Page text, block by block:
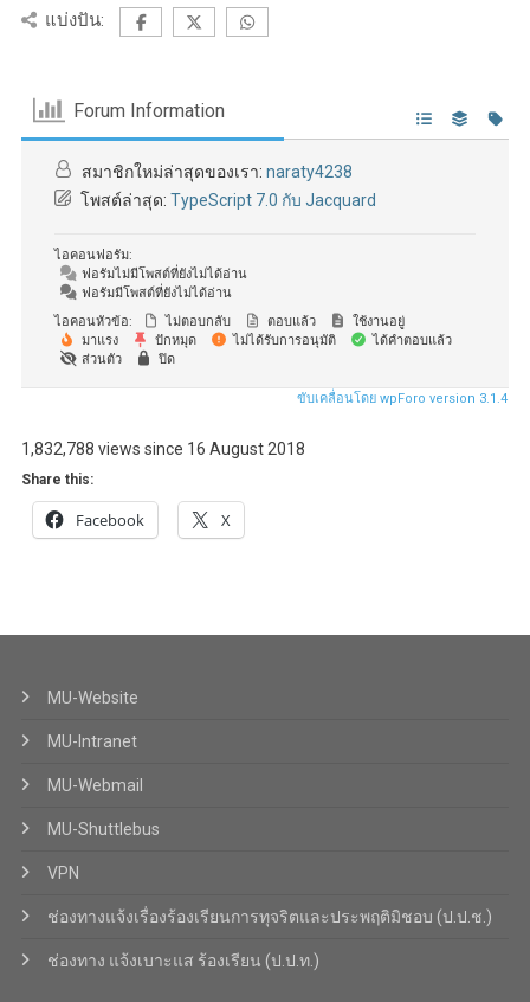
แบ่งปัน:
Forum Information
สมาชิกใหม่ล่าสุดของเรา: naraty4238
โพสต์ล่าสุด: TypeScript 7.0 กับ Jacquard
ไอคอนฟอรัม:
ฟอรัมไม่มีโพสต์ที่ยังไม่ได้อ่าน
ฟอรัมมีโพสต์ที่ยังไม่ได้อ่าน
ไอคอนหัวข้อ:
ไม่ตอบกลับ ตอบแล้ว
ใช้งานอยู่
มาแรง
ปักหมุด ไม่ได้รับการอนุมัติ
ได้คำตอบแล้ว
ส่วนตัว
ปิด
ขับเคลื่อนโดย wpForo version 3.1.4
1,832,788 views since 16 August 2018
Share this:
Facebook X
MU-Website
MU-Intranet
MU-Webmail
MU-Shuttlebus
VPN
ช่องทางแจ้งเรื่องร้องเรียนการทุจริตและประพฤติมิชอบ (ป.ป.ช.)
ช่องทาง แจ้งเบาะแส ร้องเรียน (ป.ป.ท.)